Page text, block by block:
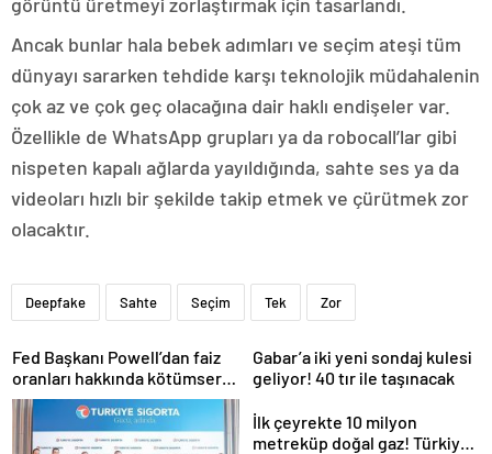
Ancak bunlar hala bebek adımları ve seçim ateşi tüm
dünyayı sararken tehdide karşı teknolojik müdahalenin
çok az ve çok geç olacağına dair haklı endişeler var.
Özellikle de WhatsApp grupları ya da robocall’lar gibi
nispeten kapalı ağlarda yayıldığında, sahte ses ya da
videoları hızlı bir şekilde takip etmek ve çürütmek zor
olacaktır.
Deepfake Sahte Seçim Tek Zor
Fed Başkanı Powell’dan faiz
oranları hakkında kötümser
açıklama
Gabar’a iki yeni sondaj kulesi
geliyor! 40 tır ile taşınacak
İlk çeyrekte 10 milyon
metreküp doğal gaz! Türkiye